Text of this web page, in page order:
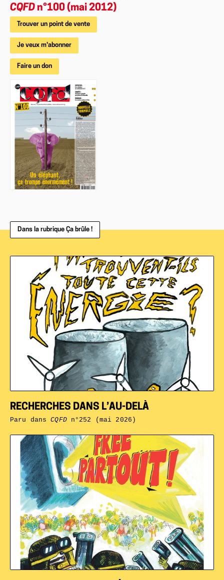
CQFD n°100 (mai 2012)
Trouver un point de vente
Je veux m'abonner
Faire un don
Dans la rubrique Ça brûle !
RECHERCHES DANS L’AU-DELÀ
Paru dansCQFDn°252 (mai 2026)